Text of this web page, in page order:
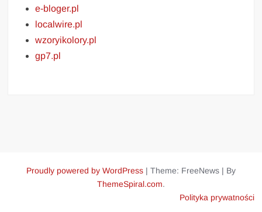
e-bloger.pl
localwire.pl
wzoryikolory.pl
gp7.pl
Proudly powered by WordPress | Theme: FreeNews | By
ThemeSpiral.com.
Polityka prywatności